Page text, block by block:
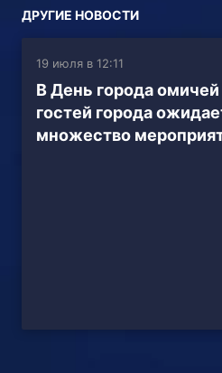
ДРУГИЕ НОВОСТИ
19 июля в 12:11
В День города омичей
гостей города
множество